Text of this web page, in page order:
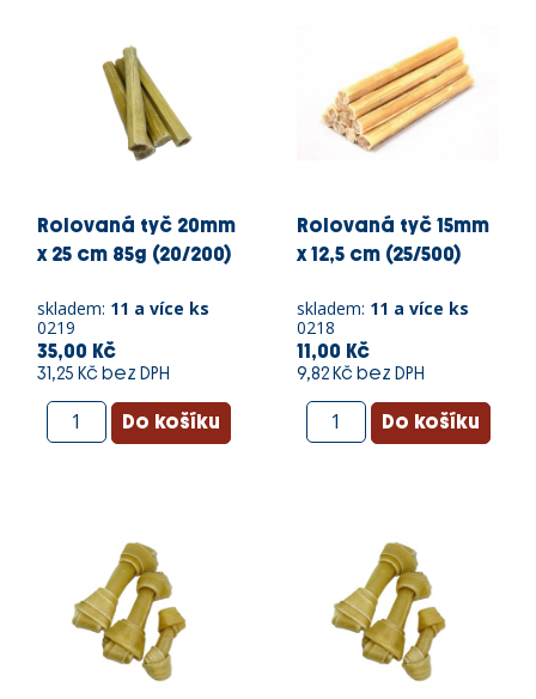
Rolovaná tyč 20mm
x 25 cm 85g (20/200)
skladem: 11 a více ks
0219
35,00 Kč
31,25 Kč bez DPH
Rolovaná tyč 15mm
x 12,5 cm (25/500)
skladem: 11 a více ks
0218
11,00 Kč
9,82 Kč bez DPH